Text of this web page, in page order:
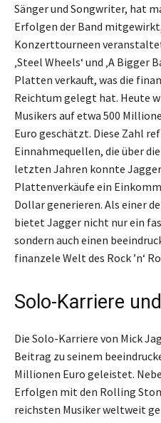
Sänger und Songwriter, hat
Erfolgen der Band
Konzerttourneen
‚Steel Wheels‘ und ‚A Bigger
Platten verkauft, was die
Reichtum gelegt hat. Heute
Musikers auf etwa 500
Euro geschätzt. Diese Zahl
Einnahmequellen, die über
letzten Jahren konnte
Plattenverkäufe ein
Dollar generieren. Als einer
bietet Jagger nicht nur ein
sondern auch einen
finanzele Welt des Rock ’n‘
Solo-Karriere
Die Solo-Karriere von Mick
Beitrag zu seinem
Millionen Euro geleistet.
Erfolgen mit den Rolling
reichsten Musiker weltweit